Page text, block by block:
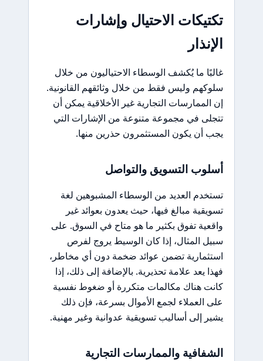
تكتيكات الاحتيال وإشارات
الإنذار
غالبًا ما يُكشف الوسطاء الاحتياليون من خلال
سلوكهم وليس فقط من خلال وثائقهم القانونية.
إن الممارسات التجارية غير الأخلاقية يمكن أن
تتجلى في مجموعة متنوعة من الإشارات التي
يجب أن يكون المستثمرون حذرين منها.
أسلوب التسويق والتواصل
تستخدم العديد من الوسطاء المشبوهين لغة
تسويقية مبالغ فيها، حيث يعدون بعوائد غير
واقعية تفوق بكثير ما هو متاح في السوق. على
سبيل المثال، إذا كان الوسيط يروج لفرص
استثمارية تضمن عوائد ضخمة دون أي مخاطر،
فهذا يعد علامة تحذيرية. بالإضافة إلى ذلك، إذا
كانت هناك مكالمات متكررة أو ضغوط نفسية
على العملاء لجمع الأموال بسرعة، فإن ذلك
يشير إلى أساليب تسويقية عدوانية وغير مهنية.
الشفافية والممارسات التجارية